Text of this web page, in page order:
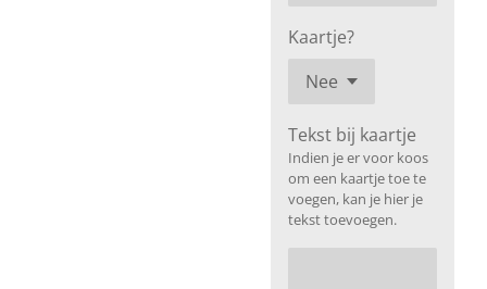
Kaartje?
Tekst bij kaartje
Indien je er voor koos
om een kaartje toe te
voegen, kan je hier je
tekst toevoegen.